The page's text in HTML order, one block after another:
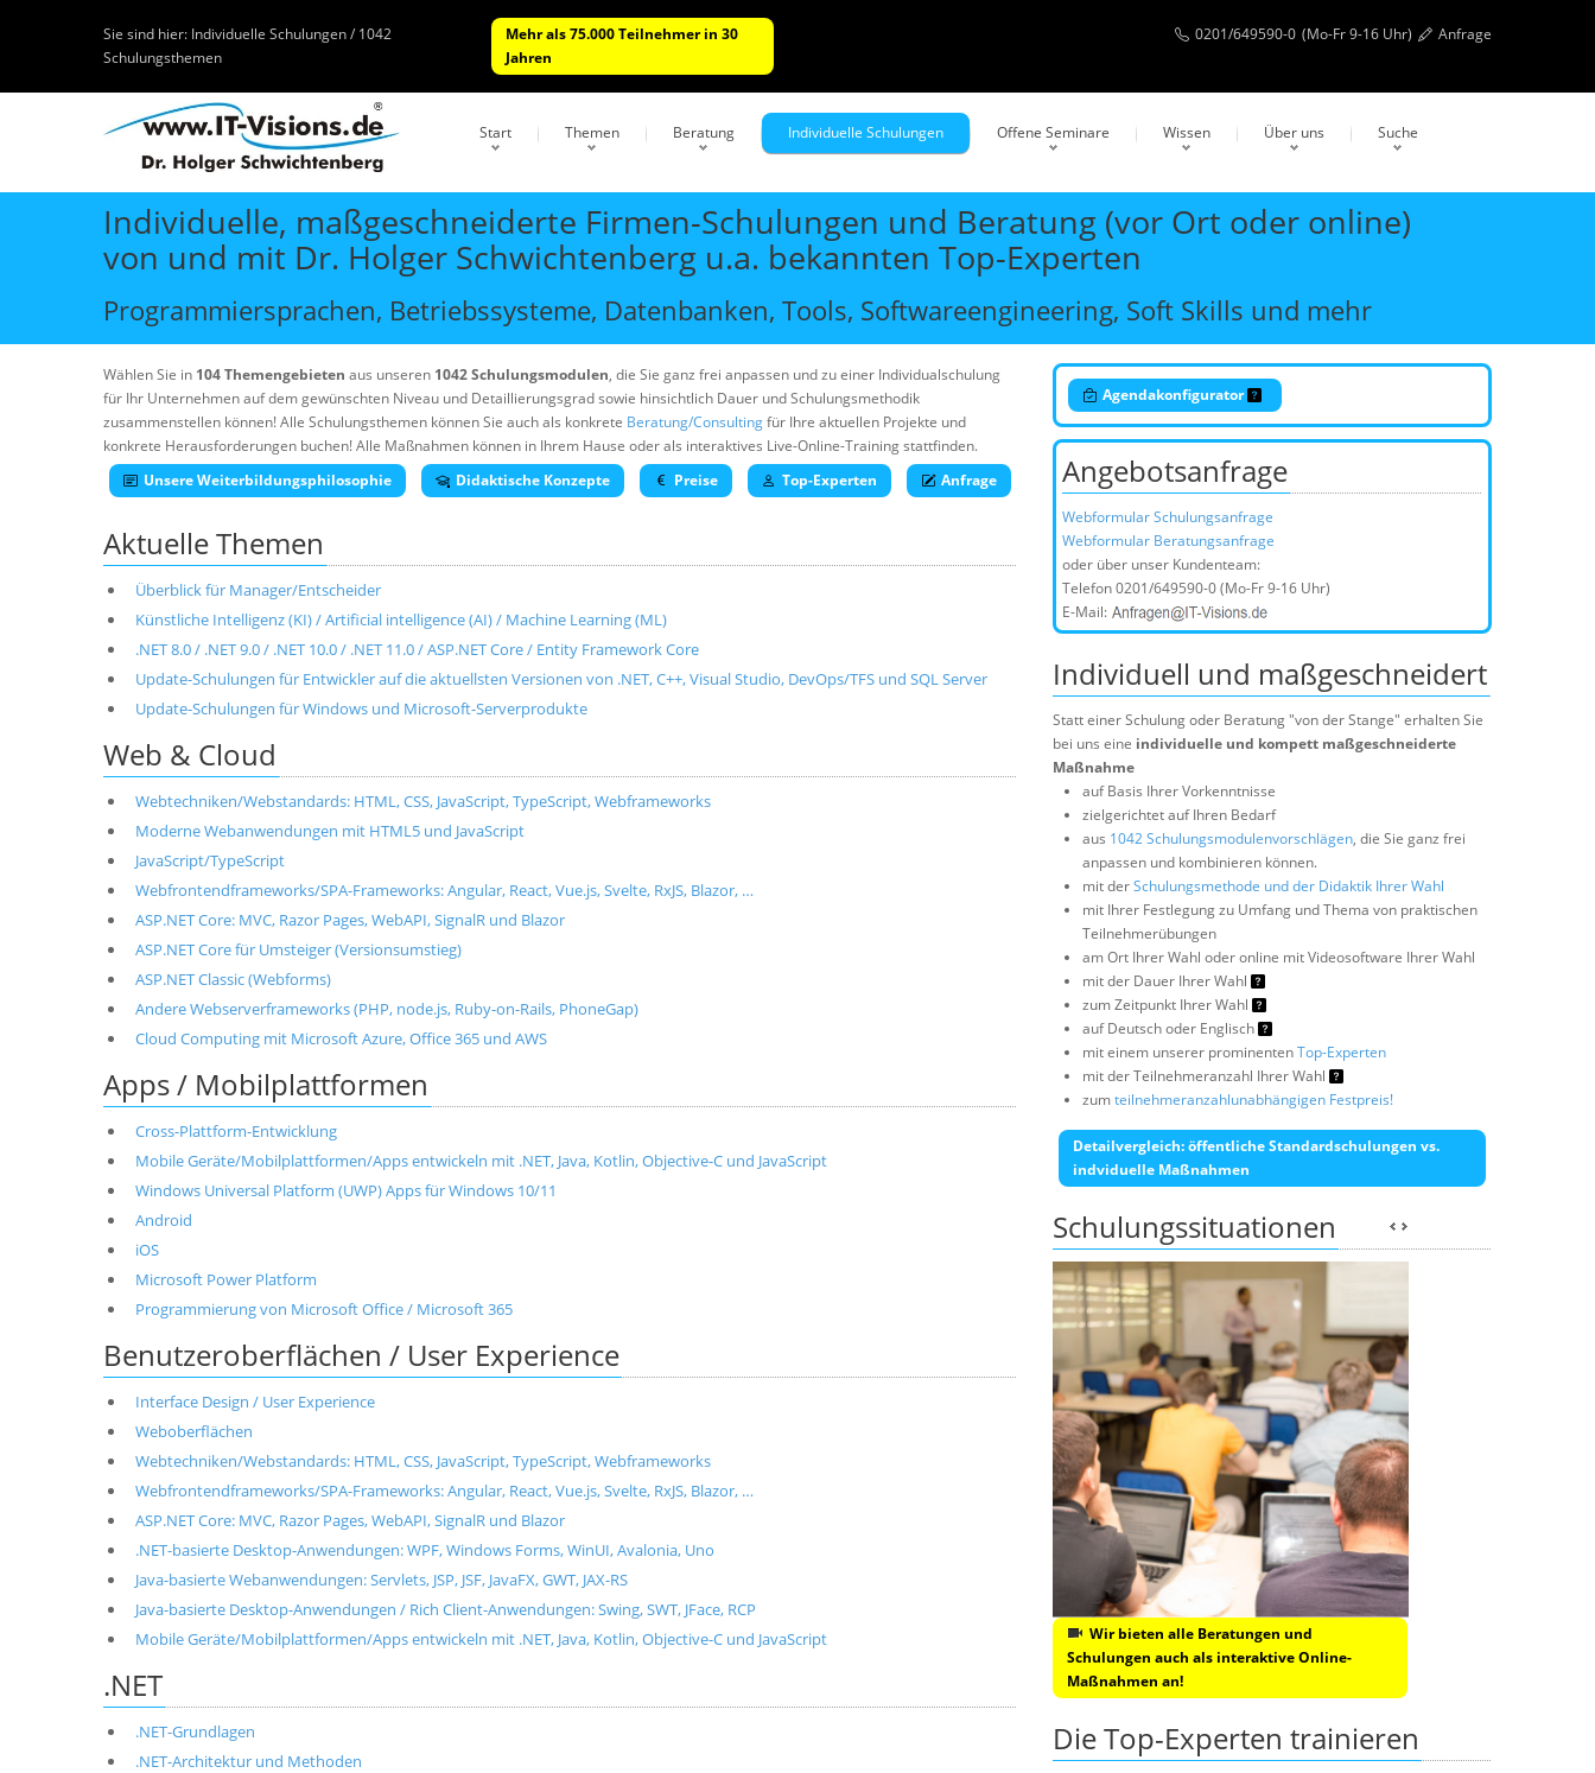
Sie sind hier: Individuelle Schulungen / 1042
Schulungsthemen
Mehr als 75.000 Teilnehmer in 30
Jahren
0201/649590-0 (Mo-Fr 9-16 Uhr) Anfrage
Start Themen Beratung Individuelle Schulungen Offene Seminare Wissen Über uns Suche
Individuelle, maßgeschneiderte Firmen-Schulungen und Beratung (vor Ort oder online)
von und mit Dr. Holger Schwichtenberg u.a. bekannten Top-Experten
Programmiersprachen, Betriebssysteme, Datenbanken, Tools, Softwareengineering, Soft Skills und mehr
Wählen Sie in 104 Themengebieten aus unseren 1042 Schulungsmodulen, die Sie ganz frei anpassen und zu einer Individualschulung
für Ihr Unternehmen auf dem gewünschten Niveau und Detaillierungsgrad sowie hinsichtlich Dauer und Schulungsmethodik
zusammenstellen können! Alle Schulungsthemen können Sie auch als konkrete Beratung/Consultingfür Ihre aktuellen Projekte und
konkrete Herausforderungen buchen! Alle Maßnahmen können in Ihrem Hause oder als interaktives Live-Online-Training stattfinden.
Unsere Weiterbildungsphilosophie
Didaktische Konzepte Preise Top-Experten Anfrage
Aktuelle Themen
Überblick für Manager/Entscheider
Künstliche Intelligenz (KI) / Artificial intelligence (AI) / Machine Learning (ML)
.NET 8.0 / .NET 9.0 / .NET 10.0 / .NET 11.0 / ASP.NET Core / Entity Framework Core
Update-Schulungen für Entwickler auf die aktuellsten Versionen von .NET, C++, Visual Studio, DevOps/TFS und SQL Server
Update-Schulungen für Windows und Microsoft-Serverprodukte
Web & Cloud
Webtechniken/Webstandards: HTML, CSS, JavaScript, TypeScript, Webframeworks
Moderne Webanwendungen mit HTML5 und JavaScript
JavaScript/TypeScript
Webfrontendframeworks/SPA-Frameworks: Angular, React, Vue.js, Svelte, RxJS, Blazor, …
ASP.NET Core: MVC, Razor Pages, WebAPI, SignalR und Blazor
ASP.NET Core für Umsteiger (Versionsumstieg)
ASP.NET Classic (Webforms)
Andere Webserverframeworks (PHP, node.js, Ruby-on-Rails, PhoneGap)
Cloud Computing mit Microsoft Azure, Office 365 und AWS
Apps / Mobilplattformen
Cross-Plattform-Entwicklung
Mobile Geräte/Mobilplattformen/Apps entwickeln mit .NET, Java, Kotlin, Objective-C und JavaScript
Windows Universal Platform (UWP) Apps für Windows 10/11
Android
iOS
Microsoft Power Platform
Programmierung von Microsoft Office / Microsoft 365
Benutzeroberflächen / User Experience
Interface Design / User Experience
Weboberflächen
Webtechniken/Webstandards: HTML, CSS, JavaScript, TypeScript, Webframeworks
Webfrontendframeworks/SPA-Frameworks: Angular, React, Vue.js, Svelte, RxJS, Blazor, …
ASP.NET Core: MVC, Razor Pages, WebAPI, SignalR und Blazor
.NET-basierte Desktop-Anwendungen: WPF, Windows Forms, WinUI, Avalonia, Uno
Java-basierte Webanwendungen: Servlets, JSP, JSF, JavaFX, GWT, JAX-RS
Java-basierte Desktop-Anwendungen / Rich Client-Anwendungen: Swing, SWT, JFace, RCP
Mobile Geräte/Mobilplattformen/Apps entwickeln mit .NET, Java, Kotlin, Objective-C und JavaScript
.NET
.NET-Grundlagen
.NET-Architektur und Methoden
Agendakonfigurator
Angebotsanfrage
Webformular Schulungsanfrage
Webformular Beratungsanfrage
oder über unser Kundenteam:
Telefon0201/649590-0(Mo-Fr 9-16 Uhr)
E-Mail:
Individuell und maßgeschneidert
Statt einer Schulung oder Beratung "von der Stange" erhalten Sie
bei uns eine individuelle und kompett maßgeschneiderte
Maßnahme
auf Basis Ihrer Vorkenntnisse
zielgerichtet auf Ihren Bedarf
aus 1042 Schulungsmodulenvorschlägen, die Sie ganz frei
anpassen und kombinieren können.
mit derSchulungsmethode und der Didaktik Ihrer Wahl
mit Ihrer Festlegung zu Umfang und Thema von praktischen
Teilnehmerübungen
am Ort Ihrer Wahl oder online mit Videosoftware Ihrer Wahl
mit der Dauer Ihrer Wahl
zum Zeitpunkt Ihrer Wahl
auf Deutsch oder Englisch
mit einem unserer prominentenTop-Experten
mit der Teilnehmeranzahl Ihrer Wahl
zumteilnehmeranzahlunabhängigen Festpreis!
Detailvergleich: öffentliche Standardschulungen vs.
indviduelle Maßnahmen
Schulungssituationen
Wir bieten alle Beratungen und
Schulungen auch als interaktive Online-
Maßnahmen an!
Die Top-Experten trainieren